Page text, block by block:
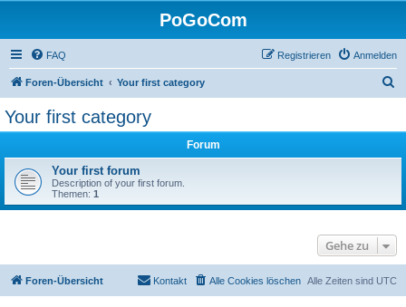
PoGoCom
FAQ Anmelden
Registrieren
Foren-Übersicht Your first category
Your first category
Forum
Your first forum
Description of your first forum.
Themen: 1
Gehe zu
Foren-Übersicht Alle Zeiten sind UTC
Alle Cookies löschen
Kontakt